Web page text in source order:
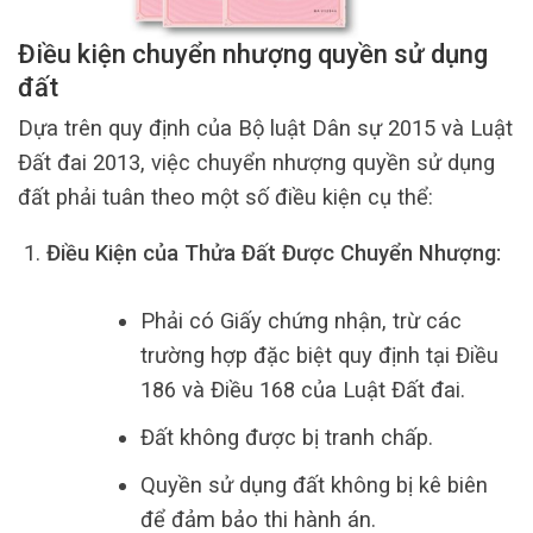
Điều kiện chuyển nhượng quyền sử dụng
đất
Dựa trên quy định của Bộ luật Dân sự 2015 và Luật
Đất đai 2013, việc chuyển nhượng quyền sử dụng
đất phải tuân theo một số điều kiện cụ thể:
Điều Kiện của Thửa Đất Được Chuyển Nhượng:
Phải có Giấy chứng nhận, trừ các
trường hợp đặc biệt quy định tại Điều
186 và Điều 168 của Luật Đất đai.
Đất không được bị tranh chấp.
Quyền sử dụng đất không bị kê biên
để đảm bảo thi hành án.